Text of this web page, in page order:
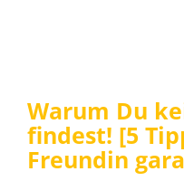
Warum Du
findest! [5
Freundin